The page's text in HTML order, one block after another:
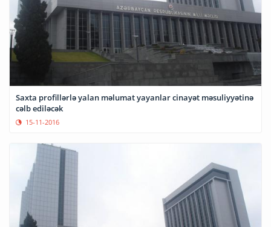
Saxta profillərlə yalan məlumat yayanlar cinayət məsuliyyətinə
cəlb ediləcək
15-11-2016